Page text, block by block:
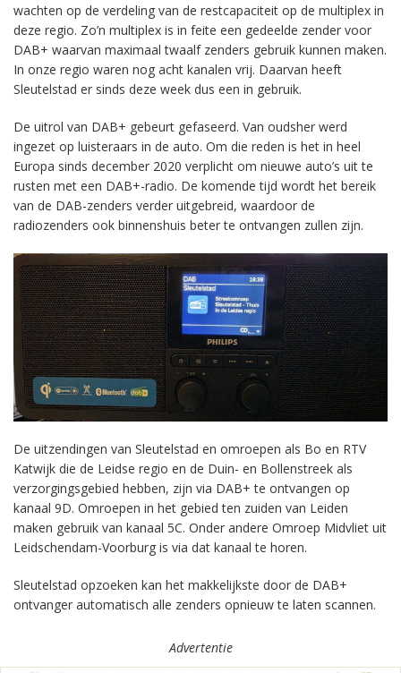
wachten op de verdeling van de restcapaciteit op de multiplex in
deze regio. Zo’n multiplex is in feite een gedeelde zender voor
DAB+ waarvan maximaal twaalf zenders gebruik kunnen maken.
In onze regio waren nog acht kanalen vrij. Daarvan heeft
Sleutelstad er sinds deze week dus een in gebruik.
De uitrol van DAB+ gebeurt gefaseerd. Van oudsher werd
ingezet op luisteraars in de auto. Om die reden is het in heel
Europa sinds december 2020 verplicht om nieuwe auto’s uit te
rusten met een DAB+-radio. De komende tijd wordt het bereik
van de DAB-zenders verder uitgebreid, waardoor de
radiozenders ook binnenshuis beter te ontvangen zullen zijn.
De uitzendingen van Sleutelstad en omroepen als Bo en RTV
Katwijk die de Leidse regio en de Duin- en Bollenstreek als
verzorgingsgebied hebben, zijn via DAB+ te ontvangen op
kanaal 9D. Omroepen in het gebied ten zuiden van Leiden
maken gebruik van kanaal 5C. Onder andere Omroep Midvliet uit
Leidschendam-Voorburg is via dat kanaal te horen.
Sleutelstad opzoeken kan het makkelijkste door de DAB+
ontvanger automatisch alle zenders opnieuw te laten scannen.
Advertentie